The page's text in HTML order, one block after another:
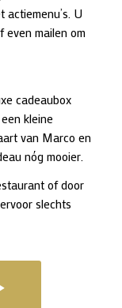
U
mailen om
cadeaubox
kleine
van Marco en
nóg mooier.
of door
slechts